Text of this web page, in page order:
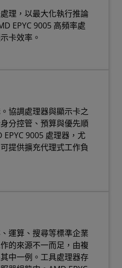
理，以最大化執行推論
EPYC 9005 高頻率處
卡效率。
協調處理器與顯示卡之
分控管、預算與優先順
9005 處理器，尤
提供擴充代理式工作負
運算、搜尋等標準企業
的來源不一而足，由複
中一例。工具處理器存